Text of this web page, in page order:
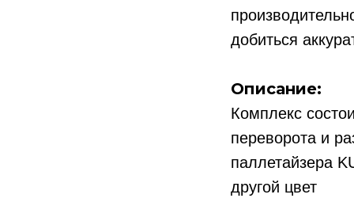
добиться
Описание:
Комплекс
переворота и
паллетайзера
другой цвет